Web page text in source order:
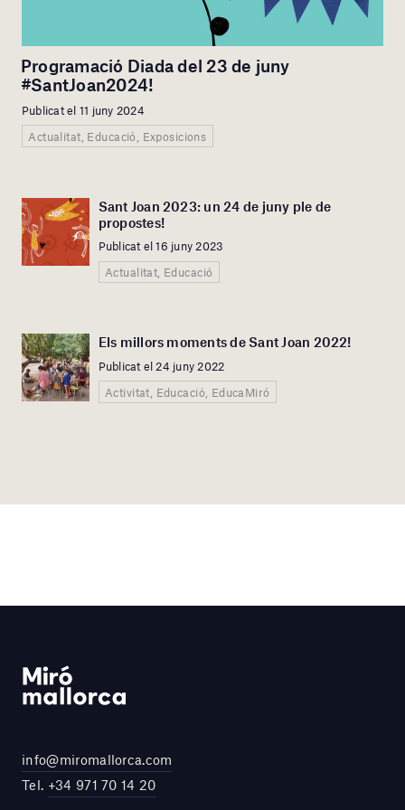
Programació Diada del 23 de juny
#SantJoan2024!
Publicat el 11 juny 2024
Actualitat, Educació, Exposicions
Sant Joan 2023: un 24 de juny ple de
propostes!
Publicat el 16 juny 2023
Actualitat, Educació
Els millors moments de Sant Joan 2022!
Publicat el 24 juny 2022
Activitat, Educació, EducaMiró
info@miromallorca.com
Tel. +34 971 70 14 20